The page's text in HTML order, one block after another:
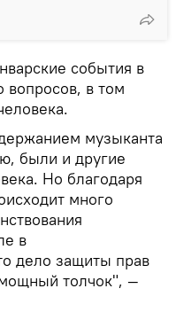
события в
вопросов, в том
музыканта
были и другие
Но благодаря
много
в
дело защиты прав
толчок", —